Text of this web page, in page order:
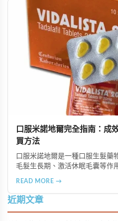
口服米諾地爾完全指南：成
買方法
口服米諾地爾是一種口服生髮藥
毛髮生長期、激活休眠毛囊等作
購買方法，並提供真實用戶經驗
READ MORE →
近期文章